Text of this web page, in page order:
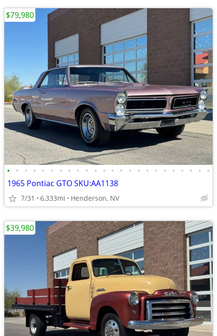
• • • • • • • • • • • • • • • • • • • • • • • •
1965 Pontiac GTO SKU:AA1138
7/31 6,333mi Henderson, NV
$79,980
$39,980